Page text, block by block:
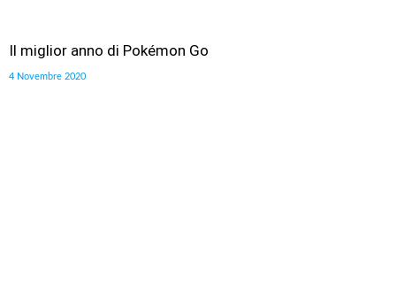
Il miglior anno di Pokémon Go
4 Novembre 2020